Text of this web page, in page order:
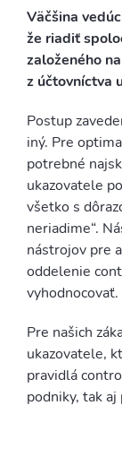
Väčšina
že riadiť
založeného
z účtovníctva
Postup
iný. Pre
potrebné
ukazovatele
všetko s
neriadime“.
nástrojov pre
oddelenie
vyhodnocovať.
Pre našich
ukazovatele,
pravidlá
podniky, tak